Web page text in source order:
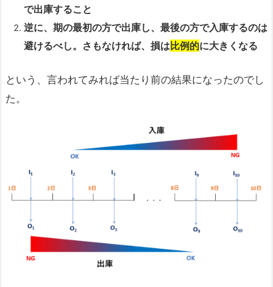
で出庫すること
逆に、期の最初の方で出庫し、最後の方で入庫するのは
避けるべし。さもなければ、損は比例的に大きくなる
という、言われてみれば当たり前の結果になったのでし
た。